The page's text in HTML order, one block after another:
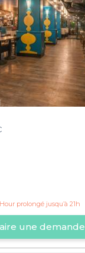
prolongé jusqu’à 21h
une demande